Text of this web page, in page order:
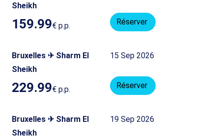
Sheikh
159.99€ p.p. Réserver
Bruxelles ✈ Sharm El
Sheikh
15 Sep 2026
229.99€ p.p. Réserver
Bruxelles ✈ Sharm El
Sheikh
19 Sep 2026